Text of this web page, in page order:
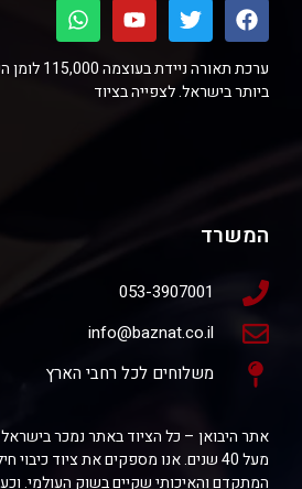
ערכת תאורה
ביותר בישראל. לצפייה בציוד
המשרד
053-3907001
info@baznat.co.il
משלוחים לכל רחבי הארץ
אתר היבואן – כל הציוד באתר נמכר
מעל 40 שנים. אנו מספקים את ציוד
המתקדם והאיכותי שקיים בשוק העולמי.